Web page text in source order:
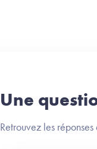
Une
Retrouvez les